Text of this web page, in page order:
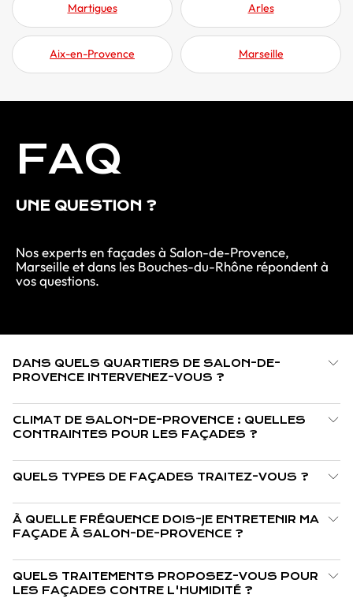
Martigues Arles
Aix-en-Provence Marseille
FAQ
UNE QUESTION ?
Nos experts en façades à Salon-de-Provence,
Marseille et dans les Bouches-du-Rhône répondent à
vos questions.
DANS QUELS QUARTIERS DE SALON-DE-
PROVENCE INTERVENEZ-VOUS ?
CLIMAT DE SALON-DE-PROVENCE : QUELLES
CONTRAINTES POUR LES FAÇADES ?
QUELS TYPES DE FAÇADES TRAITEZ-VOUS ?
À QUELLE FRÉQUENCE DOIS-JE ENTRETENIR MA
FAÇADE À SALON-DE-PROVENCE ?
QUELS TRAITEMENTS PROPOSEZ-VOUS POUR
LES FAÇADES CONTRE L'HUMIDITÉ ?